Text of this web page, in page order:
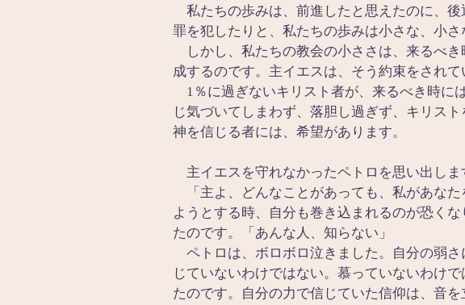
私たちの歩みは、前進したと思えたのに、後
罪を犯したりと、私たちの歩みは小さな、小さ
しかし、私たちの教会の小ささは、来るべ
成するのです。主イエスは、そう約束をされて
1％に過ぎないキリスト者が、来るべき時に
じ気づいてしまわず、落胆し過ぎず、キリス
神を信じる者には、希望があります。
主イエスを守れなかったペトロを思い出しま
「主よ、どんなことがあっても、私があな
ようとする時、自分も巻き込まれるのが恐く
たのです。「あんな人、知らない」
ペトロは、ボロボロ泣きました。自分の弱
じていないわけではない。慕っていないわけ
たのです。自分の力で信じていた信仰は、音を